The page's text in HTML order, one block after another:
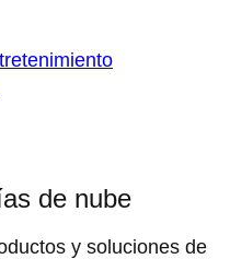
de nube
y soluciones de